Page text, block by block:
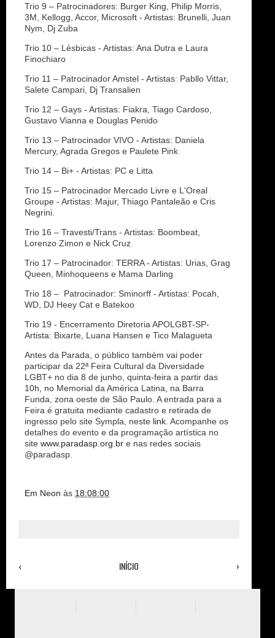
Trio 9 – Patrocinadores: Burger King, Philip Morris,
3M, Kellogg, Accor, Microsoft - Artistas: Brunelli, Juan
Nym, Dj Zuba
Trio 10 – Lésbicas - Artistas: Ana Dutra e Laura
Finochiaro
Trio 11 – Patrocinador Amstel - Artistas: Pabllo Vittar,
Salete Campari, Dj Transalien
Trio 12 – Gays - Artistas: Fiakra, Tiago Cardoso,
Gustavo Vianna e Douglas Penido
Trio 13 – Patrocinador VIVO - Artistas: Daniela
Mercury, Agrada Gregos e Paulete Pink
Trio 14 – Bi+ - Artistas: PC e Litta
Trio 15 – Patrocinador Mercado Livre e L'Oreal
Groupe - Artistas: Majur, Thiago Pantaleão e Cris
Negrini.
Trio 16 – Travesti/Trans - Artistas: Boombeat,
Lorenzo Zimon e Nick Cruz
Trio 17 – Patrocinador: TERRA - Artistas: Urias, Grag
Queen, Minhoqueens e Mama Darling
Trio 18 – Patrocinador: Sminorff - Artistas: Pocah,
WD, DJ Heey Cat e Batekoo
Trio 19 - Encerramento Diretoria APOLGBT-SP-
Artista: Bixarte, Luana Hansen e Tico Malagueta
Antes da Parada, o público também vai poder
participar da 22ª Feira Cultural da Diversidade
LGBT+ no dia 8 de junho, quinta-feira a partir das
10h, no Memorial da América Latina, na Barra
Funda, zona oeste de São Paulo. A entrada para a
Feira é gratuita mediante cadastro e retirada de
ingresso pelo site Sympla, neste link . Acompanhe os
detalhes do evento e da programação artística no
site www.paradasp.org.br e nas redes sociais
@paradasp.
Em Neon às 18:08:00
‹ ›
INÍCIO